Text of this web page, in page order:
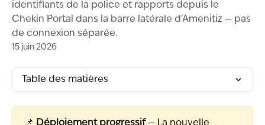
identifiants de la police et rapports depuis le
Chekin Portal dans la barre latérale d'Amenitiz — pas
de connexion séparée.
15 juin 2026
Table des matières